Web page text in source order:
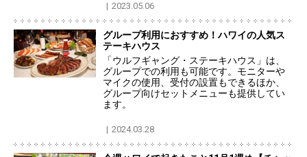
2023.05.06
グループ利用におすすめ！ハワイの人気ス
テーキハウス
「ウルフギャング・ステーキハウス」は、
グループでの利用も可能です。モニターや
マイクの使用、受付の設置もできるほか、
グループ向けセットメニューも提供してい
ます。
2024.03.28